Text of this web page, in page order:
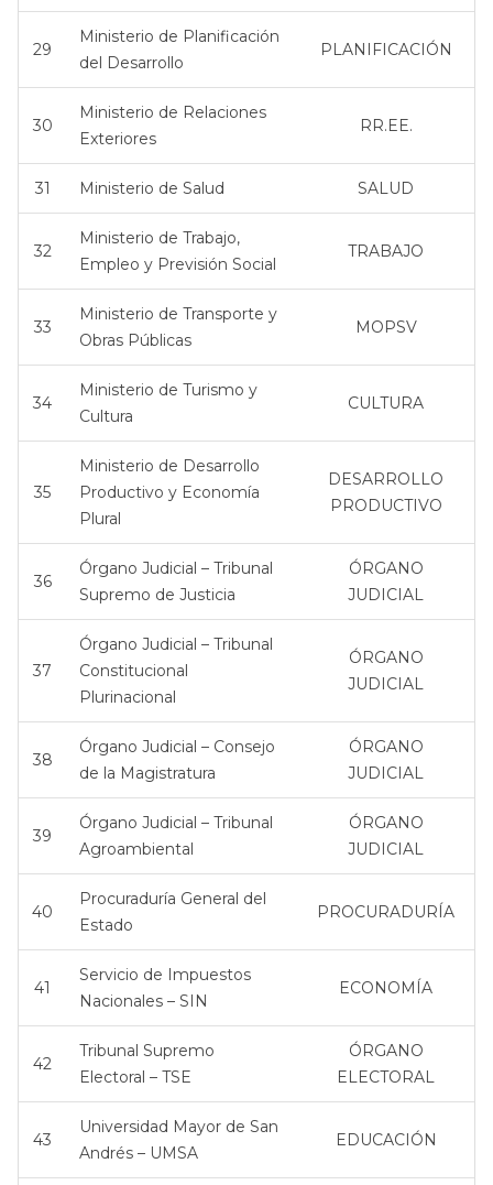
29
Ministerio de Planificación
del Desarrollo
PLANIFICACIÓN
30
Ministerio de Relaciones
Exteriores
RR.EE.
31 Ministerio de Salud SALUD
32
Ministerio de Trabajo,
Empleo y Previsión Social
TRABAJO
33
Ministerio de Transporte y
Obras Públicas
MOPSV
34
Ministerio de Turismo y
Cultura
CULTURA
35
Ministerio de Desarrollo
Productivo y Economía
Plural
DESARROLLO
PRODUCTIVO
36
Órgano Judicial – Tribunal
Supremo de Justicia
ÓRGANO
JUDICIAL
37
Órgano Judicial – Tribunal
Constitucional
Plurinacional
ÓRGANO
JUDICIAL
38
Órgano Judicial – Consejo
de la Magistratura
ÓRGANO
JUDICIAL
39
Órgano Judicial – Tribunal
Agroambiental
ÓRGANO
JUDICIAL
40
Procuraduría General del
Estado
PROCURADURÍA
41
Servicio de Impuestos
Nacionales – SIN
ECONOMÍA
42
Tribunal Supremo
Electoral – TSE
ÓRGANO
ELECTORAL
43
Universidad Mayor de San
Andrés – UMSA
EDUCACIÓN